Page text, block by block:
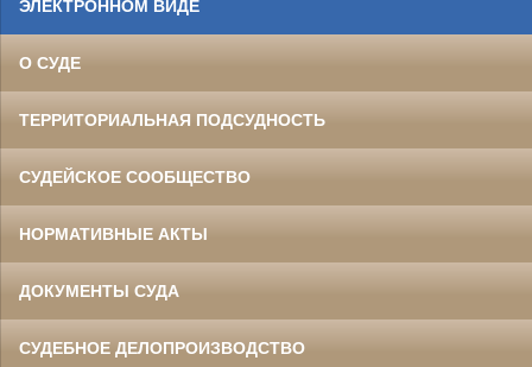
ЭЛЕКТРОННОМ ВИДЕ
О СУДЕ
ТЕРРИТОРИАЛЬНАЯ ПОДСУДНОСТЬ
СУДЕЙСКОЕ СООБЩЕСТВО
НОРМАТИВНЫЕ АКТЫ
ДОКУМЕНТЫ СУДА
СУДЕБНОЕ ДЕЛОПРОИЗВОДСТВО